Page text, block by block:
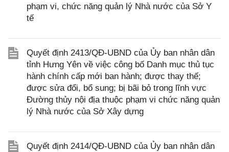
phạm vi, chức năng quản lý Nhà nước của Sở Y
tế
Quyết định 2413/QĐ-UBND của Ủy ban nhân dân
tỉnh Hưng Yên về việc công bố Danh mục thủ tục
hành chính cấp mới ban hành; được thay thế;
được sửa đổi, bổ sung; bị bãi bỏ trong lĩnh vực
Đường thủy nội địa thuộc phạm vi chức năng quản
lý Nhà nước của Sở Xây dựng
Quyết định 2414/QĐ-UBND của Ủy ban nhân dân